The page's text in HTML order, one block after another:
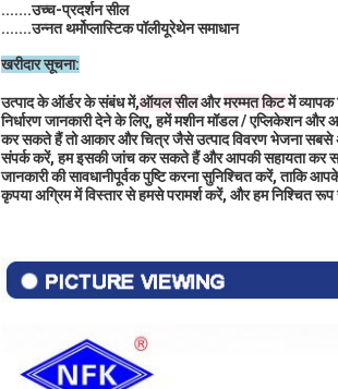
.......उच्च-प्रदर्शन सील
.......उन्नत थर्मोप्लास्टिक पॉलीयूरेथेन समाधान
खरीदार सूचना:
उत्पाद के ऑर्डर के संबंध में,ऑयल सीलऔरमरम्मत किटमें व्यापक
निर्धारण जानकारी देने के लिए, हमें मशीन मॉडल / एप्लिकेशन
कर सकते हैं तो आकार और चित्र जैसे उत्पाद विवरण भेजना सबसे
संपर्क करें, हम इसकी जांच कर सकते हैं और आपकी सहायता कर
जानकारी की सावधानीपूर्वक पुष्टि करना सुनिश्चित करें,
कृपया अग्रिम में विस्तार से हमसे परामर्श करें, और हम निश्चित